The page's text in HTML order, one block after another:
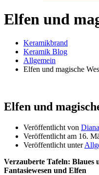
Elfen und
Keramikbrand
Keramik Blog
Allgemein
Elfen und magische
Elfen und
Veröffentlicht von
Veröffentlicht am 16.
Veröffentlicht unter
Verzauberte Tafeln:
Fantasiewesen und Elfen